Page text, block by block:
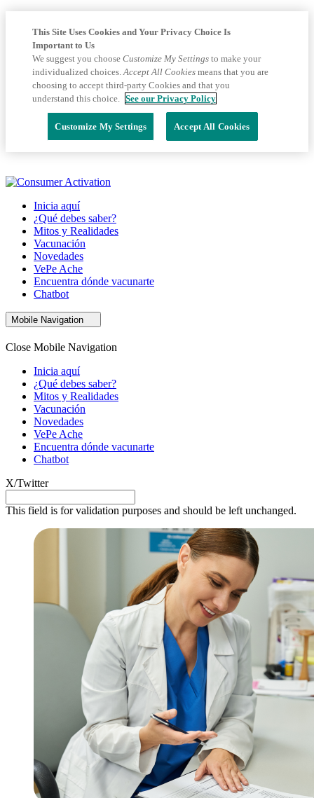
Inicia aquí
¿Qué debes saber?
Mitos y Realidades
Vacunación
Novedades
VePe Ache
Encuentra dónde vacunarte
Chatbot
Mobile Navigation
Close Mobile Navigation
Inicia aquí
¿Qué debes saber?
Mitos y Realidades
Vacunación
Novedades
VePe Ache
Encuentra dónde vacunarte
Chatbot
X/Twitter
This field is for validation purposes and should be left unchanged.
This Site Uses Cookies and Your Privacy Choice Is
Important to Us
We suggest you choose Customize My Settingsto make your
individualized choices.Accept All Cookiesmeans that you are
choosing to accept third-party Cookies and that you
understand this choice. See our Privacy Policy
Customize My Settings Accept All Cookies